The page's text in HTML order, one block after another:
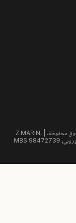
© 2026 ZMCOR - Zoho واستشارة SaaS. جميع الحقوق محفوظة. | Z MARIN,